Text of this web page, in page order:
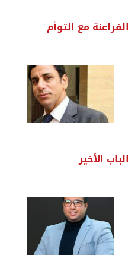
الفراعنة مع التوأم
الباب الأخير